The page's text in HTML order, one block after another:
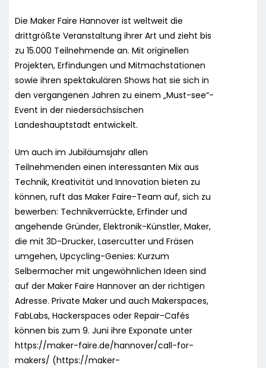
Die Maker Faire Hannover ist weltweit die
drittgrößte Veranstaltung ihrer Art und zieht bis
zu 15.000 Teilnehmende an. Mit originellen
Projekten, Erfindungen und Mitmachstationen
sowie ihren spektakulären Shows hat sie sich in
den vergangenen Jahren zu einem „Must-see“-
Event in der niedersächsischen
Landeshauptstadt entwickelt.
Um auch im Jubiläumsjahr allen
Teilnehmenden einen interessanten Mix aus
Technik, Kreativität und Innovation bieten zu
können, ruft das Maker Faire-Team auf, sich zu
bewerben: Technikverrückte, Erfinder und
angehende Gründer, Elektronik-Künstler, Maker,
die mit 3D-Drucker, Lasercutter und Fräsen
umgehen, Upcycling-Genies: Kurzum
Selbermacher mit ungewöhnlichen Ideen sind
auf der Maker Faire Hannover an der richtigen
Adresse. Private Maker und auch Makerspaces,
FabLabs, Hackerspaces oder Repair-Cafés
können bis zum 9. Juni ihre Exponate unter
https://maker-faire.de/hannover/call-for-
makers/ (https://maker-